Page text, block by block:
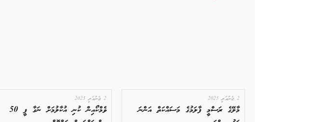
2 ޖެނުއަރީ 2025
މާލޭގެ ރަސްމީ ފާލަމުގެ މަސައްކަތް އަންނަ
2 ޖެނުއަރީ 2025
ވެމްކޯއިން ކުނި އުކާލުމަށް ނަގާ ފީ 50